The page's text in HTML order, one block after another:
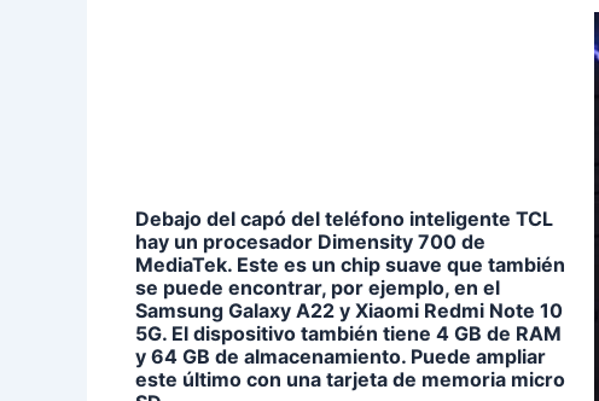
Debajo del capó del teléfono inteligente TCL
hay un procesador Dimensity 700 de
MediaTek. Este es un chip suave que también
se puede encontrar, por ejemplo, en el
Samsung Galaxy A22 y Xiaomi Redmi Note 10
5G. El dispositivo también tiene 4 GB de RAM
y 64 GB de almacenamiento. Puede ampliar
este último con una tarjeta de memoria micro